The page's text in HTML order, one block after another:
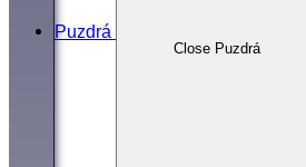
Puzdrá
Close Puzdrá